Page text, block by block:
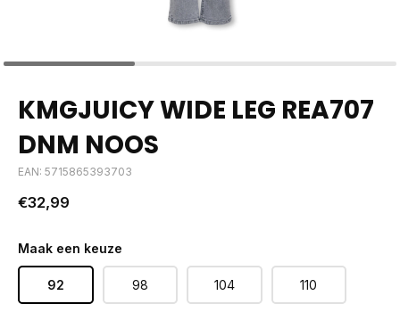
KMGJUICY WIDE LEG REA707
DNM NOOS
EAN: 5715865393703
€32,99
Maak een keuze
92 98 104 110